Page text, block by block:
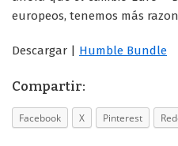
europeos, tenemos más
Descargar | Humble Bundle
Compartir:
Facebook X Pinterest